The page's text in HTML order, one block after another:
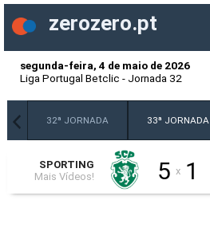
zerozero.pt
segunda-feira, 4 de maio de 2026
Liga Portugal Betclic - Jornada 32
32ª JORNADA 33ª JORNADA
SPORTING
Mais Vídeos!
5 x 1